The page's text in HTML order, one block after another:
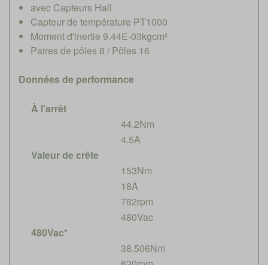
avec Capteurs Hall
Capteur de température PT1000
Moment d'inertie 9.44E-03kgcm²
Paires de pôles 8 / Pôles 16
Données de performance
À l'arrêt
44.2Nm
4.5A
Valeur de crête
153Nm
18A
782rpm
480Vac
480Vac*
38.506Nm